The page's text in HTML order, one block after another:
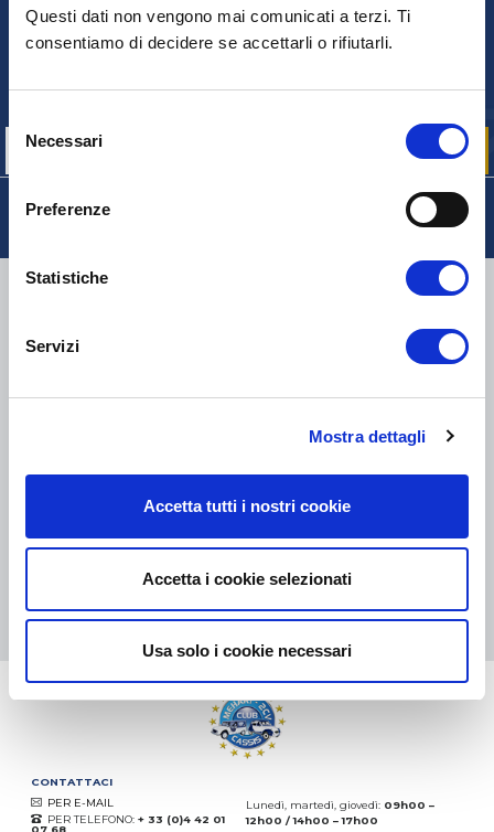
Questi dati non vengono mai comunicati a terzi. Ti
consentiamo di decidere se accettarli o rifiutarli.
del
consenso
Necessari
Preferenze
Statistiche
Servizi
Mostra dettagli
Accetta tutti i nostri cookie
Accetta i cookie selezionati
Usa solo i cookie necessari
NEWSLETTER
eKomi
COMPANY
Eccellente: 5
08.08.2026 DI PIÙ
CONTATTACI
PER E-MAIL
PER TELEFONO: + 33 (0)4 42 01
07 68
Lunedì, martedì, giovedì: 09h00 –
12h00 / 14h00 – 17h00